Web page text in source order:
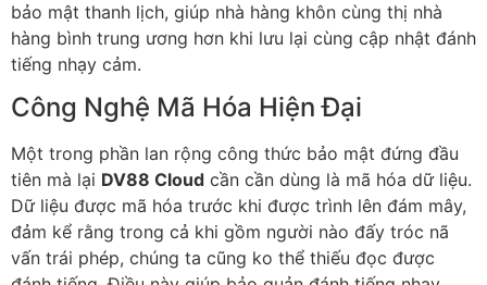
bảo mật thanh lịch, giúp nhà hàng khôn cùng thị nhà
hàng bình trung ương hơn khi lưu lại cùng cập nhật đánh
tiếng nhạy cảm.
Công Nghệ Mã Hóa Hiện Đại
Một trong phần lan rộng công thức bảo mật đứng đầu
tiên mà lại DV88 Cloud cần cần dùng là mã hóa dữ liệu.
Dữ liệu được mã hóa trước khi được trình lên đám mây,
đảm kể rằng trong cả khi gồm người nào đấy tróc nã
vấn trái phép, chúng ta cũng ko thể thiếu đọc được